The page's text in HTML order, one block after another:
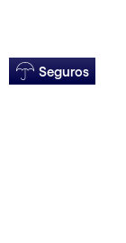
Seguros